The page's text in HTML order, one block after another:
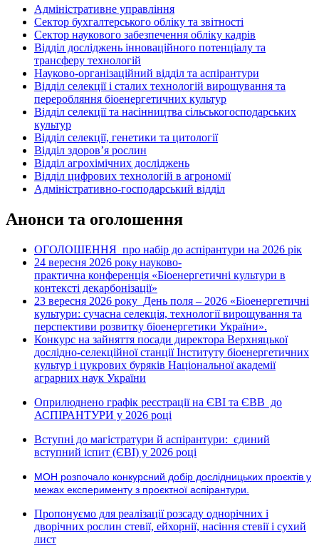
Адміністративне управління
Сектор бухгалтерського обліку та звітності
Сектор наукового забезпечення обліку кадрів
Відділ досліджень інноваційного потенціалу та
трансферу технологій
Науково-організаційний відділ та аспірантури
Відділ селекції і сталих технологій вирощування та
переробляння біоенергетичних культур
Відділ селекції та насінництва сільськогосподарських
культур
Відділ селекції, генетики та цитології
Відділ здоров’я рослин
Відділ агрохімічних досліджень
Відділ цифрових технологій в агрономії
Адміністративно-господарський відділ
Анонси та оголошення
ОГОЛОШЕННЯ про набір до аспірантури на 2026 рік
24 вересня 2026 року науково-
практична конференція «Біоенергетичні культури в
контексті декарбонізації»
23 вересня 2026 року День поля – 2026 «Біоенергетичні
культури: сучасна селекція, технології вирощування та
перспективи розвитку біоенергетики України».
Конкурс на зайняття посади директора Верхняцької
дослідно-селекційної станції Інституту біоенергетичних
культур і цукрових буряків Національної академії
аграрних наук України
Оприлюднено графік реєстрації на ЄВІ та ЄВВ до
АСПІРАНТУРИ у 2026 році
Вступні до магістратури й аспірантури: єдиний
вступний іспит (ЄВІ) у 2026 році
МОН розпочало конкурсний добір дослідницьких проєктів у
межах експерименту з проєктної аспірантури.
Пропонуємо для реалізації розсаду однорічних і
дворічних рослин стевії, ейхорнії, насіння стевії і сухий
лист